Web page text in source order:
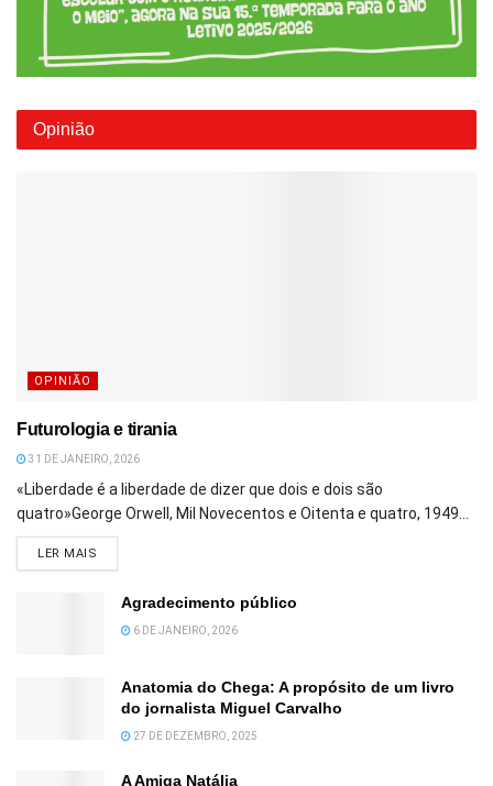
Opinião
OPINIÃO
Futurologia e tirania
31 DE JANEIRO, 2026
«Liberdade é a liberdade de dizer que dois e dois são
quatro»George Orwell, Mil Novecentos e Oitenta e quatro, 1949...
LER MAIS
Agradecimento público
6 DE JANEIRO, 2026
Anatomia do Chega: A propósito de um livro
do jornalista Miguel Carvalho
27 DE DEZEMBRO, 2025
A Amiga Natália